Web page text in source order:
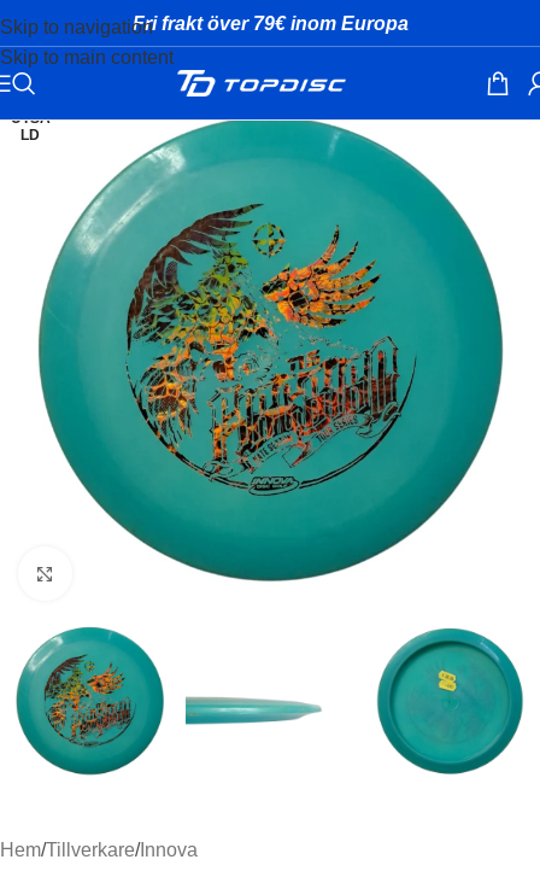
Skip to navigation
Skip to main content
Fri frakt över 79€ inom Europa
UTSÅ
LD
Klicka för att förstora
Hem/Tillverkare/Innova